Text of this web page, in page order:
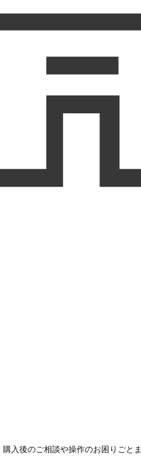
入後のご相談や操作のお困りごと